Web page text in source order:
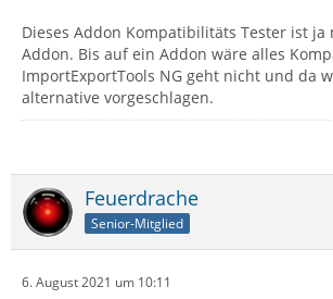
Dieses Addon Kompatibilitäts Tester ist ja
Addon. Bis auf ein Addon wäre alles
ImportExportTools NG geht nicht und da
alternative vorgeschlagen.
Feuerdrache
Senior-Mitglied
6. August 2021 um 10:11